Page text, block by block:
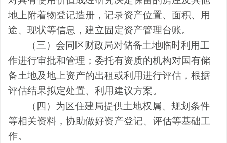
地上附着物登记造册，记录资产位置、面积、用
途、现状等信息，建立固定资产管理台账。
（三）会同区财政局对储备土地临时利用工
作进行审批和管理；委托有资质的机构对国有储
备土地及地上资产的出租或利用进行评估，根据
评估结果拟定处置、利用建议方案。
（四）为区住建局提供土地权属、规划条件
等相关资料，协助做好资产登记、评估等基础工
作。